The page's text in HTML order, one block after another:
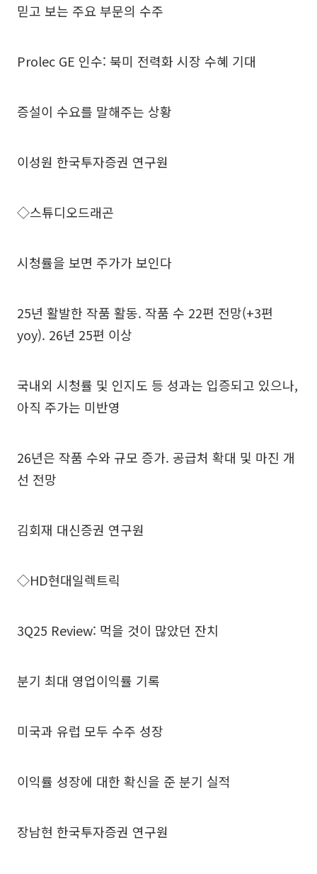
믿고 보는 주요 부문의 수주
Prolec GE 인수: 북미 전력화 시장 수혜 기대
증설이 수요를 말해주는 상황
이성원 한국투자증권 연구원
◇스튜디오드래곤
시청률을 보면 주가가 보인다
25년 활발한 작품 활동. 작품 수 22편 전망(+3편
yoy). 26년 25편 이상
국내외 시청률 및 인지도 등 성과는 입증되고 있으나,
아직 주가는 미반영
26년은 작품 수와 규모 증가. 공급처 확대 및 마진 개
선 전망
김회재 대신증권 연구원
◇HD현대일렉트릭
3Q25 Review: 먹을 것이 많았던 잔치
분기 최대 영업이익률 기록
미국과 유럽 모두 수주 성장
이익률 성장에 대한 확신을 준 분기 실적
장남현 한국투자증권 연구원